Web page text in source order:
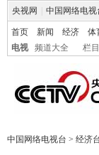
央视网 中国网络电视
首页 新闻 经济 体
电视
频道大全 栏
中国网络电视台 > 经济